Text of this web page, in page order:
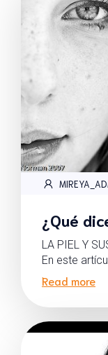
¿Qué
LA PIEL Y
En este
Read more